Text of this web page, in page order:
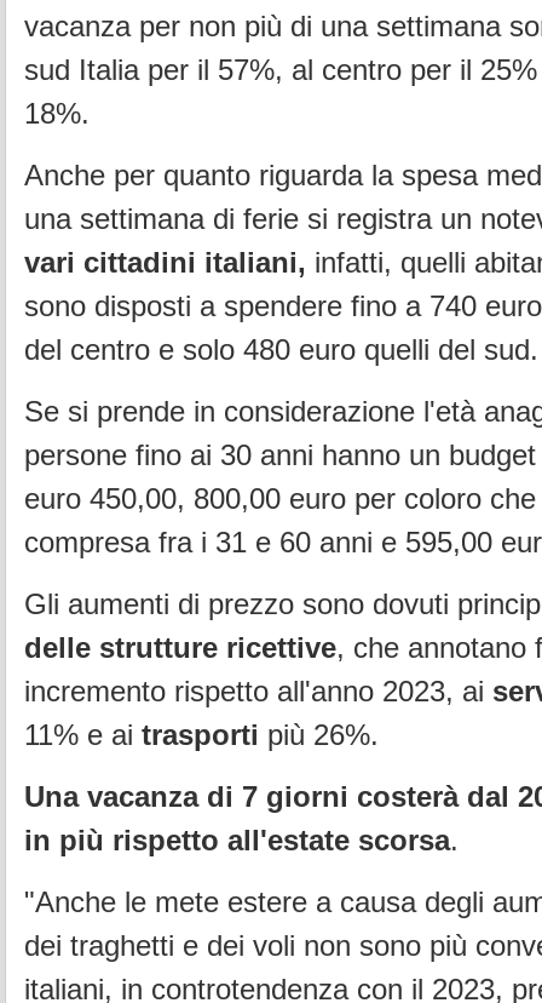
vacanza per non più di una settimana
sud Italia per il 57%, al centro per il
18%.
Anche per quanto riguarda la spesa
una settimana di ferie si registra un
vari cittadini italiani, infatti, quelli
sono disposti a spendere fino a 740
del centro e solo 480 euro quelli del sud.
Se si prende in considerazione l'età
persone fino ai 30 anni hanno un
euro 450,00, 800,00 euro per coloro
compresa fra i 31 e 60 anni e 595,00
Gli aumenti di prezzo sono dovuti
delle strutture ricettive, che annotano
incremento rispetto all'anno 2023, ai
11% e ai trasporti più 26%.
Una vacanza di 7 giorni costerà dal
in più rispetto all'estate scorsa.
"Anche le mete estere a causa degli
dei traghetti e dei voli non sono più
italiani, in controtendenza con il 2023,